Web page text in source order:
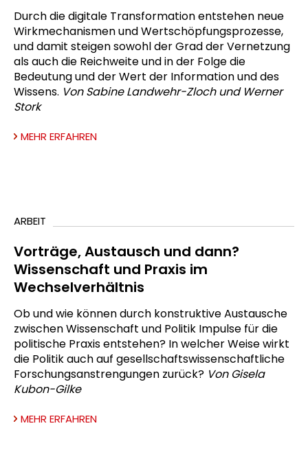
Durch die digitale Transformation entstehen neue
Wirkmechanismen und Wertschöpfungsprozesse,
und damit steigen sowohl der Grad der Vernetzung
als auch die Reichweite und in der Folge die
Bedeutung und der Wert der Information und des
Wissens. VonSabine Landwehr-Zloch und Werner
Stork
MEHR ERFAHREN
ARBEIT
Vorträge, Austausch und dann?
Wissenschaft und Praxis im
Wechselverhältnis
Ob und wie können durch konstruktive Austausche
zwischen Wissenschaft und Politik Impulse für die
politische Praxis entstehen? In welcher Weise wirkt
die Politik auch auf gesellschaftswissenschaftliche
Forschungsanstrengungen zurück? Von Gisela
Kubon-Gilke
MEHR ERFAHREN